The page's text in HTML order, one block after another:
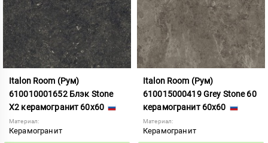
Italon Room (Рум)
610010001652 Блэк Stone
X2 керамогранит 60x60
Материал:
Керамогранит
Italon Room (Рум)
610015000419 Grey Stone 60
керамогранит 60x60
Материал:
Керамогранит